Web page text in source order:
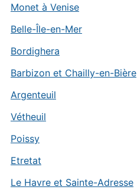
Monet à Venise
Belle-Île-en-Mer
Bordighera
Barbizon et Chailly-en-Bière
Argenteuil
Vétheuil
Poissy
Etretat
Le Havre et Sainte-Adresse